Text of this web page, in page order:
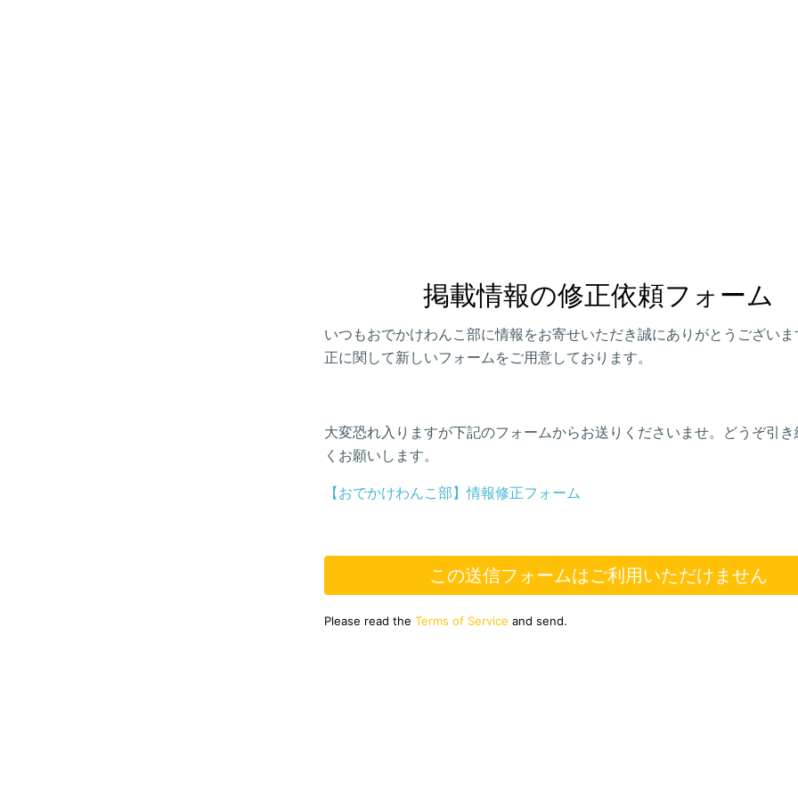
掲載情報の修正依頼フォーム
いつもおでかけわんこ部に情報をお寄せいただき誠にありがとうござい
正に関して新しいフォームをご用意しております。
大変恐れ入りますが下記のフォームからお送りくださいませ。どうぞ引き
くお願いします。
【おでかけわんこ部】情報修正フォーム
この送信フォームはご利用いただけません
Please read the Terms of Service and send.